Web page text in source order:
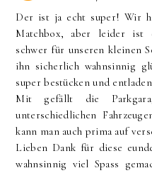
Der ist ja echt super! Wir
Matchbox, aber leider ist
schwer für unseren kleinen
ihn sicherlich wahnsinnig
super bestücken und
Mit gefällt die
unterschiedlichen
kann man auch prima auf
Lieben Dank für diese
wahnsinnig viel Spass